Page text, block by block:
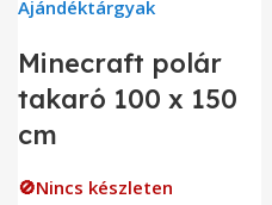
Ajándéktárgyak
Minecraft polár
takaró 100 x 150
cm
🚫Nincs készleten